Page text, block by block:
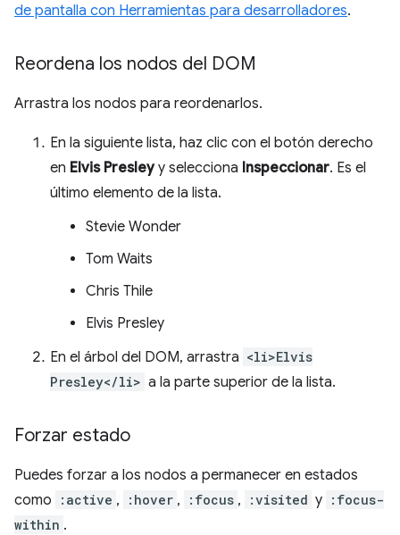
de pantalla con Herramientas para desarrolladores.
Reordena los nodos del DOM
Arrastra los nodos para reordenarlos.
En la siguiente lista, haz clic con el botón derecho
en Elvis Presleyy selecciona Inspeccionar. Es el
último elemento de la lista.
Stevie Wonder
Tom Waits
Chris Thile
Elvis Presley
En el árbol del DOM, arrastra <li>Elvis
Presley</li> a la parte superior de la lista.
Forzar estado
Puedes forzar a los nodos a permanecer en estados
como
:active , :hover , :focus , :visited y :focus-
within .